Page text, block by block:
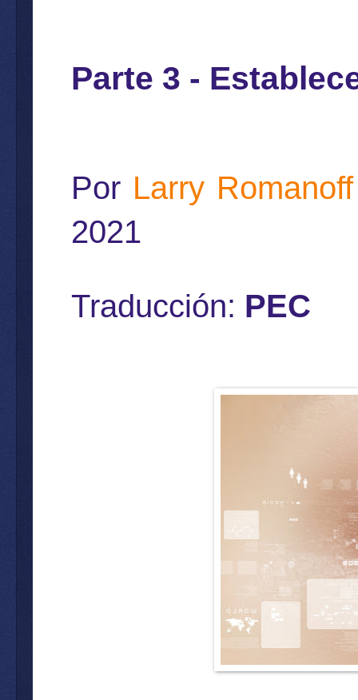
Parte 3 -
Por Larry Romanoff
2021
Traducción: PEC